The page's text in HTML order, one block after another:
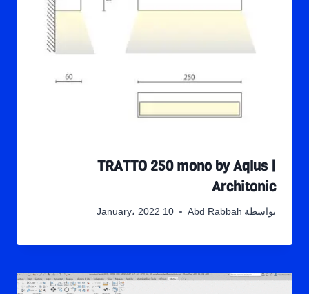
TRATTO 250 mono by Aqlus |
Architonic
بواسطة Abd Rabbah 10 January، 2022